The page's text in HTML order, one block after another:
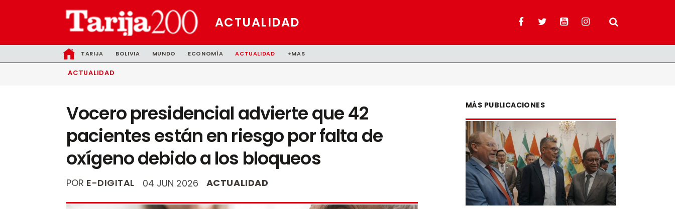
ACTUALIDAD
TARIJA BOLIVIA MUNDO ECONOMÍA ACTUALIDAD +MAS
ACTUALIDAD
Vocero presidencial advierte que 42
pacientes están en riesgo por falta de
oxígeno debido a los bloqueos
POR E-DIGITAL 04 JUN 2026 ACTUALIDAD
MÁS PUBLICACIONES